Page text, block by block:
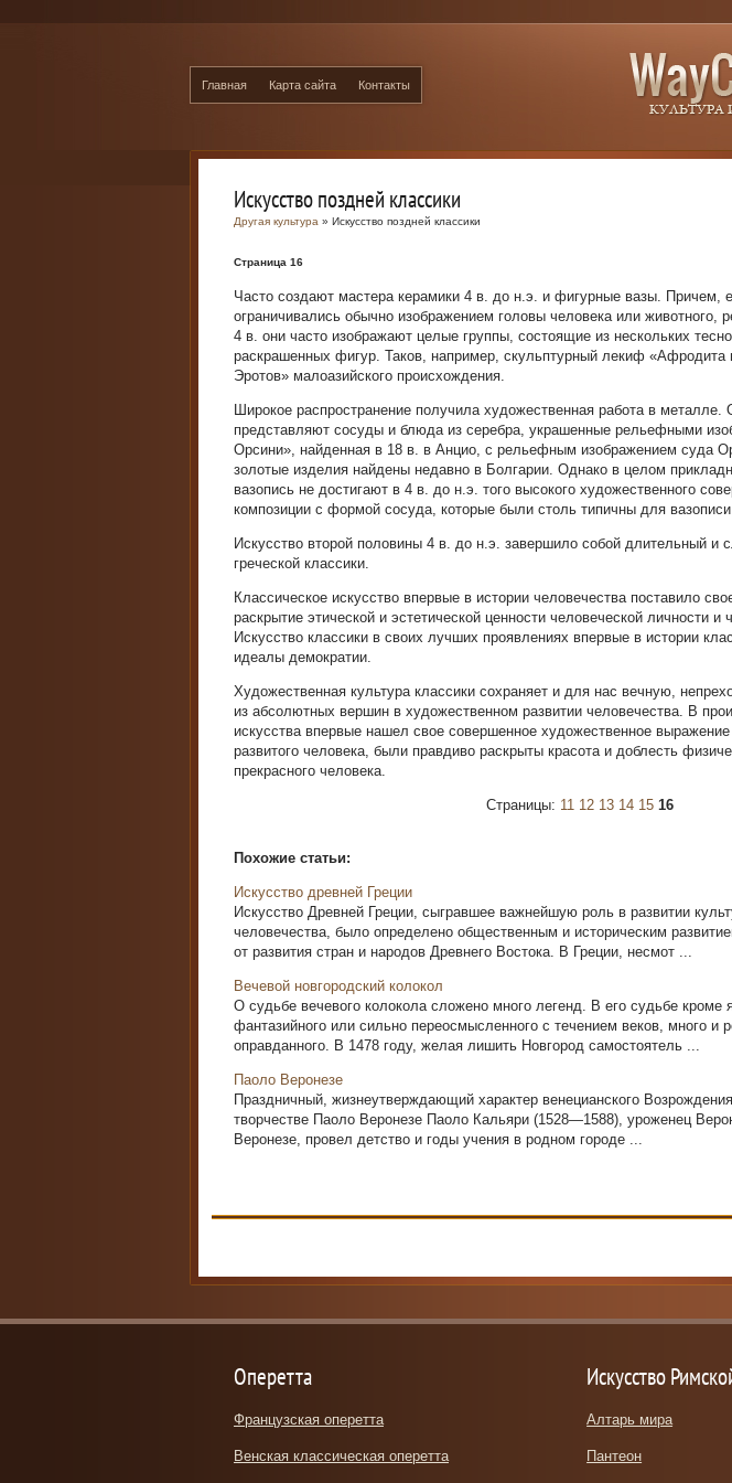
Главная Карта сайта Контакты
Искусство поздней классики
Другая культура » Искусство поздней классики
Страница 16
Часто создают мастера керамики 4 в. до н.э. и фигурные вазы. Причем,
ограничивались обычно изображением головы человека или животного,
4 в. они часто изображают целые группы, состоящие из нескольких
раскрашенных фигур. Таков, например, скульптурный лекиф «Афродита
Эротов» малоазийского происхождения.
Широкое распространение получила художественная работа в металле.
представляют сосуды и блюда из серебра, украшенные рельефными
Орсини», найденная в 18 в. в Анцио, с рельефным изображением суда
золотые изделия найдены недавно в Болгарии. Однако в целом
вазопись не достигают в 4 в. до н.э. того высокого художественного
композиции с формой сосуда, которые были столь типичны для
Искусство второй половины 4 в. до н.э. завершило собой длительный и
греческой классики.
Классическое искусство впервые в истории человечества поставило
раскрытие этической и эстетической ценности человеческой личности и
Искусство классики в своих лучших проявлениях впервые в истории
идеалы демократии.
Художественная культура классики сохраняет и для нас вечную,
из абсолютных вершин в художественном развитии человечества. В
искусства впервые нашел свое совершенное художественное
развитого человека, были правдиво раскрыты красота и доблесть
прекрасного человека.
Страницы: 11 12 13 14 15 16
Похожие статьи:
Искусство древней Греции
Искусство Древней Греции, сыгравшее важнейшую роль в развитии
человечества, было определено общественным и историческим
от развития стран и народов Древнего Востока. В Греции, несмот ...
Вечевой новгородский колокол
О судьбе вечевого колокола сложено много легенд. В его судьбе
фантазийного или сильно переосмысленного с течением веков, много и
оправданного. В 1478 году, желая лишить Новгород самостоятель ...
Паоло Веронезе
Праздничный, жизнеутверждающий характер венецианского
творчестве Паоло Веронезе Паоло Кальяри (1528—1588), уроженец
Веронезе, провел детство и годы уче­ния в родном городе ...
Оперетта
Французская оперетта
Венская классическая оперетта
Искусство
Алтарь мира
Пантеон